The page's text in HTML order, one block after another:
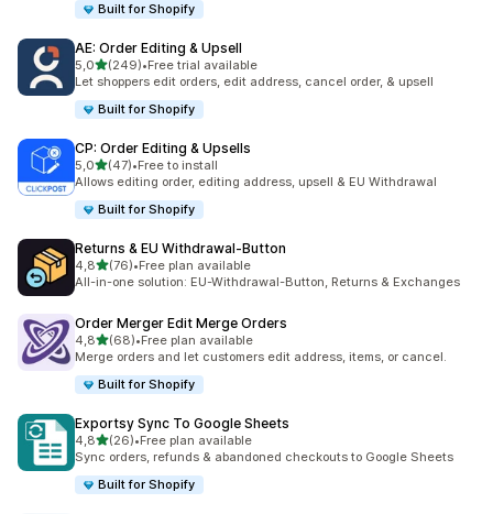
Built for Shopify
AE: Order Editing & Upsell
5,0z 5 hvězd
(249)
Celkový počet recenzí: 249
•Free trial available
Let shoppers edit orders, edit address, cancel order, & upsell
Built for Shopify
CP: Order Editing & Upsells
5,0z 5 hvězd
(47)
Celkový počet recenzí: 47
•Free to install
Allows editing order, editing address, upsell & EU Withdrawal
Built for Shopify
Returns & EU Withdrawal‑Button
4,8z 5 hvězd
(76)
Celkový počet recenzí: 76
•Free plan available
All-in-one solution: EU-Withdrawal-Button, Returns & Exchanges
Order Merger Edit Merge Orders
4,8z 5 hvězd
(68)
Celkový počet recenzí: 68
•Free plan available
Merge orders and let customers edit address, items, or cancel.
Built for Shopify
Exportsy Sync To Google Sheets
4,8z 5 hvězd
(26)
Celkový počet recenzí: 26
•Free plan available
Sync orders, refunds & abandoned checkouts to Google Sheets
Built for Shopify